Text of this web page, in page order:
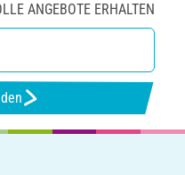
ANGEBOTE ERHALTEN